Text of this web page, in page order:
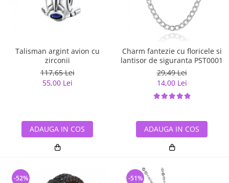
Talisman argint avion cu
zirconii
117,65 Lei
55,00 Lei
ADAUGA IN COS
Charm fantezie cu floricele si
lantisor de siguranta PST0001
29,49 Lei
14,00 Lei
ADAUGA IN COS
-52% -51%